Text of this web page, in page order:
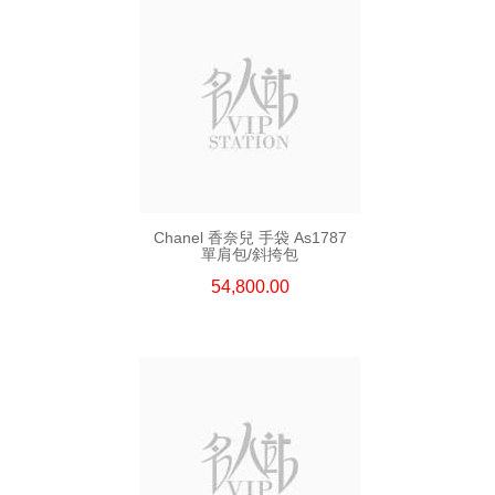
Chanel 香奈兒 手袋 As1787
單肩包/斜挎包
54,800.00